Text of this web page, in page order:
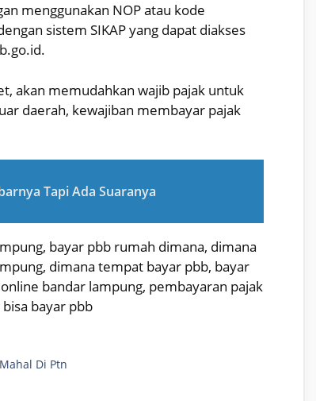
menggunakan NOP atau kode
sistem SIKAP yang dapat diakses
akan memudahkan wajib pajak untuk
daerah, kewajiban membayar pajak
Tapi Ada Suaranya
bayar pbb rumah dimana, dimana
dimana tempat bayar pbb, bayar
bandar lampung, pembayaran pajak
bayar pbb
Di Ptn